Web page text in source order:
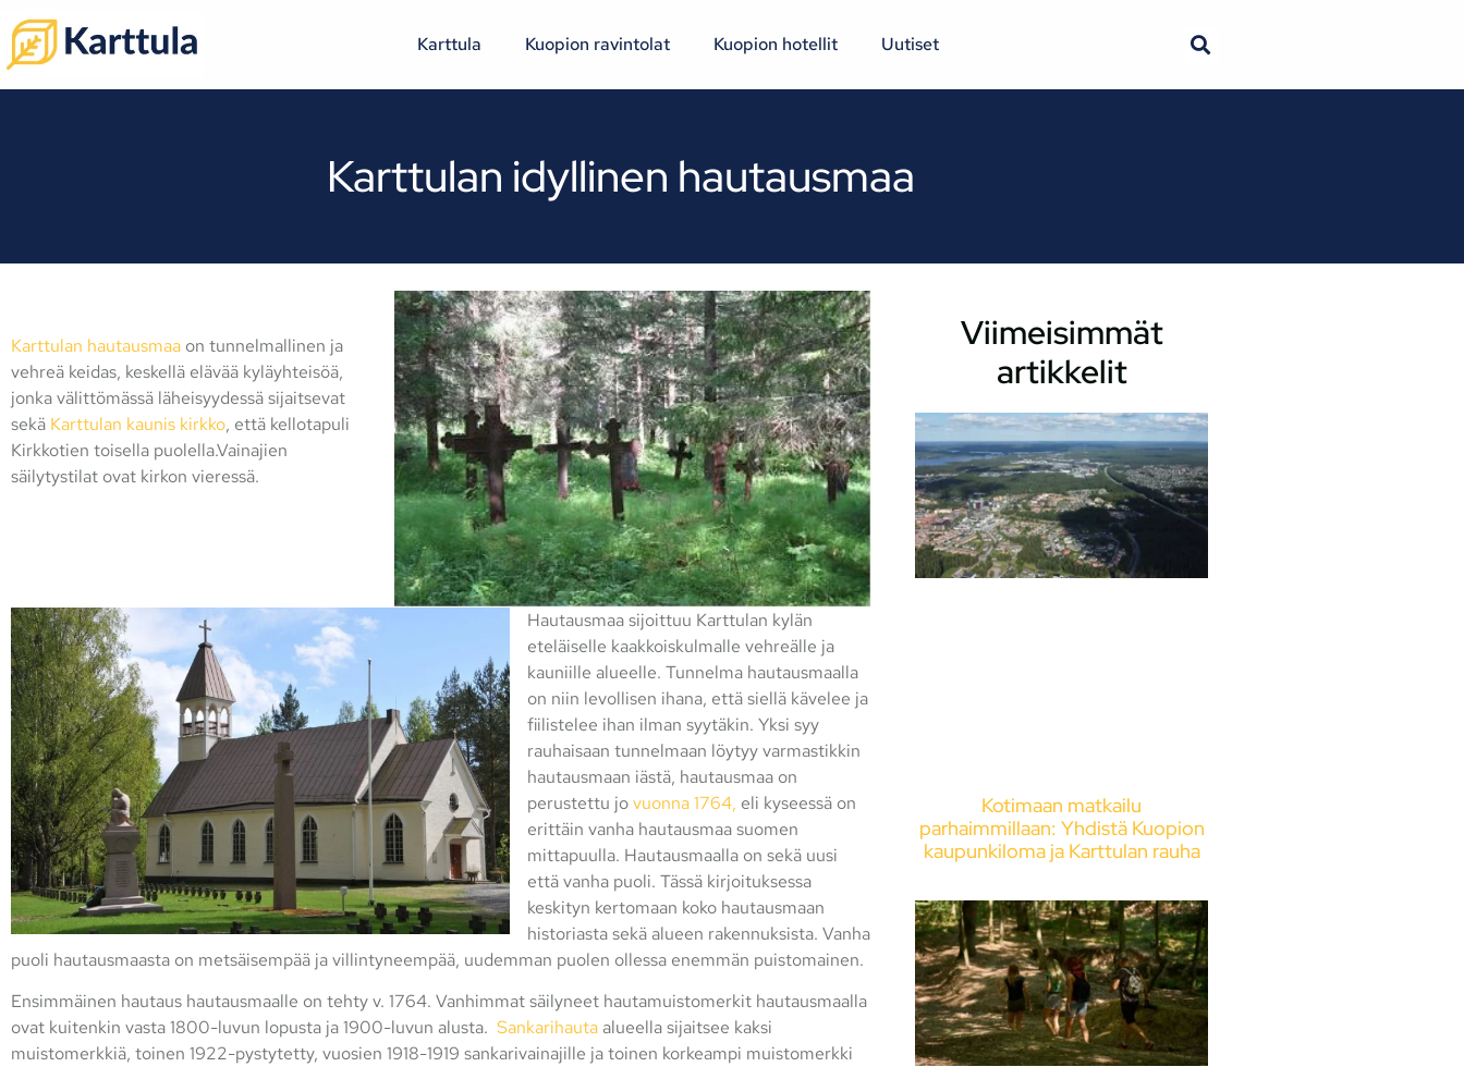
Karttula Kuopion ravintolat Kuopion hotellit Uutiset
Karttulan idyllinen hautausmaa
Karttulan hautausmaa on tunnelmallinen ja
vehreä keidas, keskellä elävää kyläyhteisöä,
jonka välittömässä läheisyydessä sijaitsevat
sekä Karttulan kaunis kirkko, että kellotapuli
Kirkkotien toisella puolella.Vainajien
säilytystilat ovat kirkon vieressä.
Hautausmaa sijoittuu Karttulan kylän
eteläiselle kaakkoiskulmalle vehreälle ja
kauniille alueelle. Tunnelma hautausmaalla
on niin levollisen ihana, että siellä kävelee ja
fiilistelee ihan ilman syytäkin. Yksi syy
rauhaisaan tunnelmaan löytyy varmastikkin
hautausmaan iästä, hautausmaa on
perustettu jovuonna 1764, eli kyseessä on
erittäin vanha hautausmaa suomen
mittapuulla. Hautausmaalla on sekä uusi
että vanha puoli. Tässä kirjoituksessa
keskityn kertomaan koko hautausmaan
historiasta sekä alueen rakennuksista. Vanha
puoli hautausmaasta on metsäisempää ja villintyneempää, uudemman puolen ollessa enemmän puistomainen.
Ensimmäinen hautaus hautausmaalle on tehty v. 1764. Vanhimmat säilyneet hautamuistomerkit hautausmaalla
ovat kuitenkin vasta 1800-luvun lopusta ja 1900-luvun alusta. Sankarihautaalueella sijaitsee kaksi
muistomerkkiä, toinen 1922-pystytetty, vuosien 1918-1919 sankarivainajille ja toinen korkeampi muistomerkki
Viimeisimmät
artikkelit
Kotimaan matkailu
parhaimmillaan: Yhdistä Kuopion
kaupunkiloma ja Karttulan rauha